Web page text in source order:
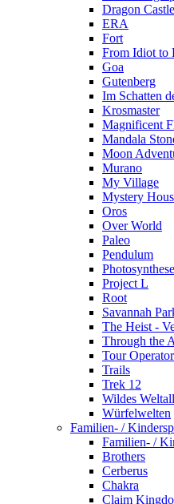
Dragon Castle
ERA
Fort
From Idiot to
Goa
Gutenberg
Im Schatten
Krosmaster
Magnificent
Mandala
Moon
Murano
My Village
Mystery
Oros
Over World
Paleo
Pendulum
Photosynthese
Project L
Root
Savannah
The Heist -
Through the
Tour Operator
Trails
Trek 12
Wildes Weltall
Würfelwelten
Familien- /
Familien- /
Brothers
Cerberus
Chakra
Claim